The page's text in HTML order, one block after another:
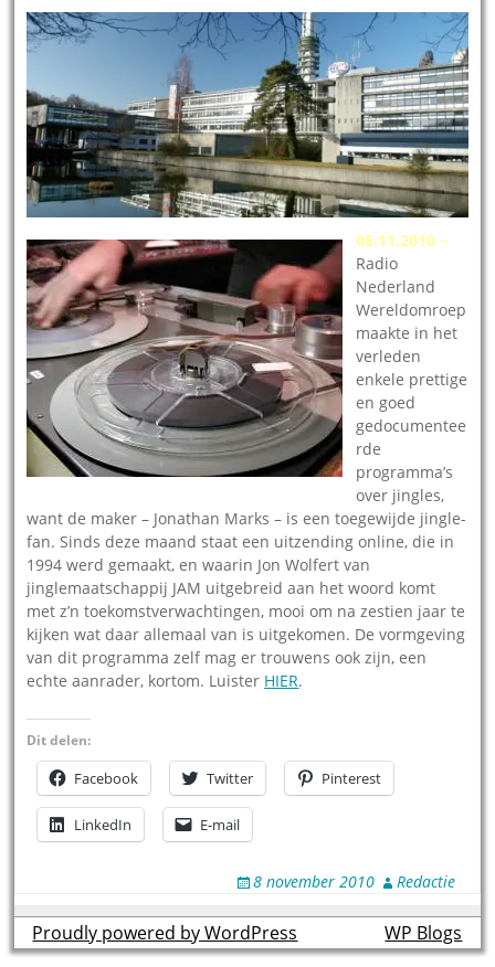
08.11.2010 –
Radio
Nederland
Wereldomroep
maakte in het
verleden
enkele prettige
en goed
gedocumentee
rde
programma’s
over jingles,
want de maker – Jonathan Marks – is een toegewijde jingle-
fan. Sinds deze maand staat een uitzending online, die in
1994 werd gemaakt, en waarin Jon Wolfert van
jinglemaatschappij JAM uitgebreid aan het woord komt
met z’n toekomstverwachtingen, mooi om na zestien jaar te
kijken wat daar allemaal van is uitgekomen. De vormgeving
van dit programma zelf mag er trouwens ook zijn, een
echte aanrader, kortom. Luister HIER.
Dit delen:
Facebook Twitter Pinterest
LinkedIn E-mail
8 november 2010 Redactie
Proudly powered by WordPress theme byWP Blogs